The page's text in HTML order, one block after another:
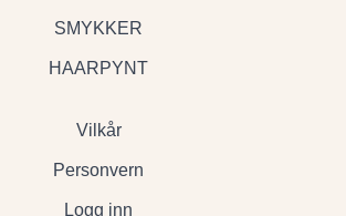
SMYKKER
HAARPYNT
Vilkår
Personvern
Logg inn